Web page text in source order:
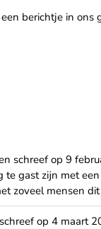
berichtje in ons
schreef op 9
te gast zijn met
zoveel mensen
schreef op 4 maart